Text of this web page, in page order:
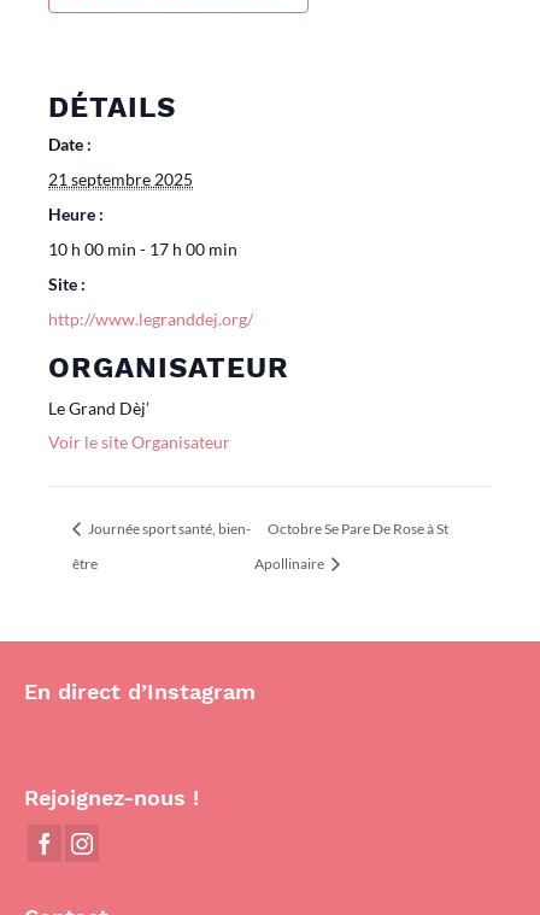
DÉTAILS
Date :
21 septembre 2025
Heure :
10 h 00 min - 17 h 00 min
Site :
http://www.legranddej.org/
ORGANISATEUR
Le Grand Dèj’
Voir le site Organisateur
Journée sport santé, bien-
être
Octobre Se Pare De Rose à St
Apollinaire
En direct d’Instagram
Rejoignez-nous !